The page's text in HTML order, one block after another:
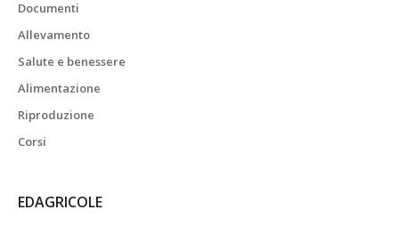
Documenti
Allevamento
Salute e benessere
Alimentazione
Riproduzione
Corsi
EDAGRICOLE